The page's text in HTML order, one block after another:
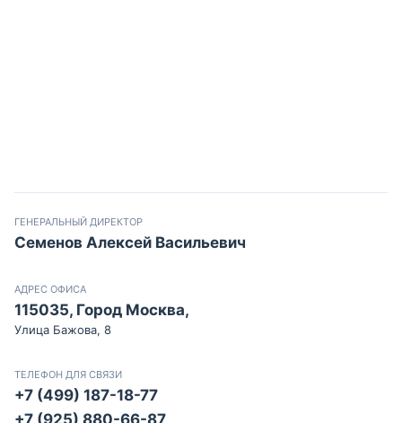
ГЕНЕРАЛЬНЫЙ ДИРЕКТОР
Семенов Алексей Васильевич
АДРЕС ОФИСА
115035, Город Москва,
Улица Бажова, 8
ТЕЛЕФОН ДЛЯ СВЯЗИ
+7 (499) 187-18-77
+7 (925) 880-66-87